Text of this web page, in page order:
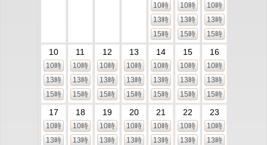
10時
13時
15時
10時
13時
15時
10時
13時
15時
10
10時
13時
15時
11
10時
13時
15時
12
10時
13時
15時
13
10時
13時
15時
14
10時
13時
15時
15
10時
13時
15時
16
10時
13時
15時
17
10時
13時
18
10時
13時
19
10時
13時
20
10時
13時
21
10時
13時
22
10時
13時
23
10時
13時